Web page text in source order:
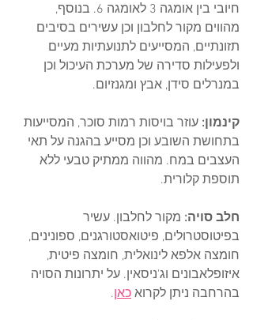
חיובי בין אומגה 3 לאומגה 6. בנוסף,
מהווים מקור לחלבון וכן עשירים בסיבים
תזונתיים, המסייעים לתנועתיות מעיים
ולפעילות סדירה של מערכת העיכול וכן
במנרלים סידן, אבץ ומגנזיום.
קינמון: עוזר בויסות רמות סוכר, המסייעות
בתחושת השובע וכן מסייע בהגנה על תאי
העצבים במח. מהווה ממתיק טבעי ללא
תוספת קלורית.
חלב סויה: מקור לחלבון. עשיר
בפיטוסטרולים, פיטואסטורגנים, ספונינים,
חומצה אלפא לינואלית, חומצה פיטית,
איזופלאבונים וג'ניסאין. על יתרונות הסויה
בהרחבה ניתן לקרוא כאן.